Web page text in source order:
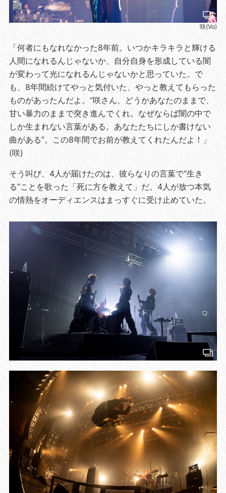
咲(Vo)
「何者にもなれなかった8年前。いつかキラキラと輝ける
人間になれるんじゃないか、自分自身を形成している闇
が変わって光になれるんじゃないかと思っていた。で
も、8年間続けてやっと気付いた、やっと教えてもらった
ものがあったんだよ。“咲さん、どうかあなたのままで、
甘い暴力のままで突き進んでくれ。なぜならば闇の中で
しか生まれない言葉がある。あなたたちにしか書けない
曲がある”。この8年間でお前が教えてくれたんだよ！」
(咲)
そう叫び、4人が届けたのは、彼らなりの言葉で“生き
る”ことを歌った「死に方を教えて」だ。4人が放つ本気
の情熱をオーディエンスはまっすぐに受け止めていた。